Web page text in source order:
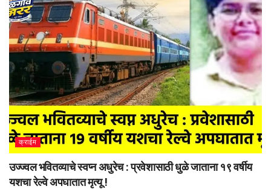
क्राईम
उज्ज्वल भवितव्याचे स्वप्न अधुरेच : प्रवेशासाठी धुळे जाताना १९ वर्षीय
यशचा रेल्वे अपघातात मृत्यू !